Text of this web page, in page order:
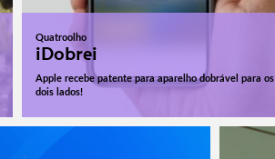
Quatroolho
iDobrei
Apple recebe patente para aparelho dobrável para os
dois lados!